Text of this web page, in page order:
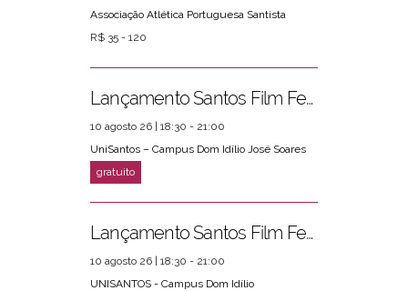
Associação Atlética Portuguesa Santista
R$ 35 - 120
Lançamento Santos Film Fest
10 agosto 26 | 18:30 - 21:00
UniSantos – Campus Dom Idílio José Soares
Lançamento Santos Film Fest
10 agosto 26 | 18:30 - 21:00
UNISANTOS - Campus Dom Idílio